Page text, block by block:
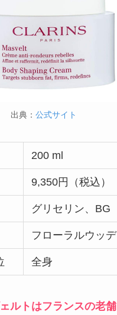
出典： 公式サイト
200 ml
9,350円（税込）
グリセリン、BG
フローラルウッデ
全身
ルトはフランスの老